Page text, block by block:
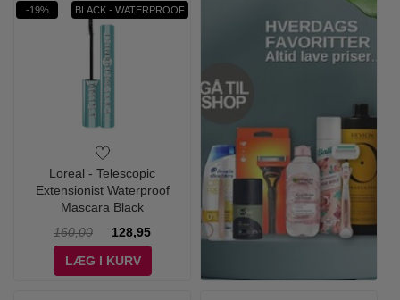
-19% BLACK - WATERPROOF
Loreal - Telescopic
Extensionist Waterproof
Mascara Black
160,00
128,95
LÆG I KURV